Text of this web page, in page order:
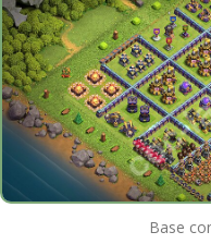
Base